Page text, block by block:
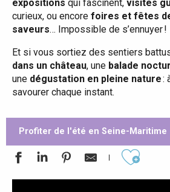
expositions qui fascinent, visites
curieux, ou encore foires et fêtes
saveurs… Impossible de s’ennuyer !
Et si vous sortiez des sentiers
dans un château, une balade
une dégustation en pleine nature:
savourer chaque instant.
Profiter de l'été en Seine-Maritime